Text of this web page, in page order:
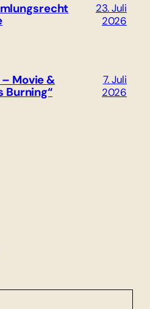
23. Juli
2026
Movie &
Burning“
7. Juli
2026